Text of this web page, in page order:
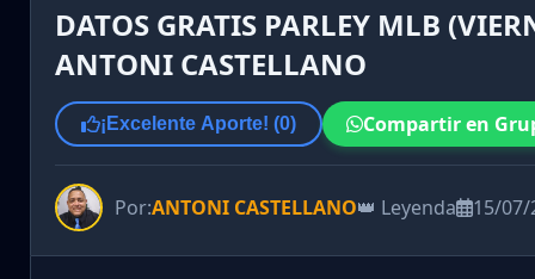
DATOS GRATIS PARLEY MLB
ANTONI CASTELLANO
¡Excelente Aporte! (0) Compartir en
Por:ANTONI CASTELLANO👑 Leyenda 15/07/